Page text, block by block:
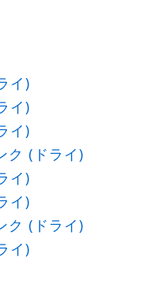
イ)
イ)
イ)
ク (ドライ)
イ)
イ)
ク (ドライ)
イ)